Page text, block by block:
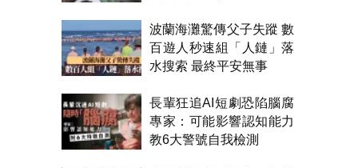
波蘭海灘驚傳父子失蹤 數
百遊人秒速組「人鏈」落
水搜索 最終平安無事
長輩狂追AI短劇恐陷腦腐
專家：可能影響認知能力
教6大警號自我檢測